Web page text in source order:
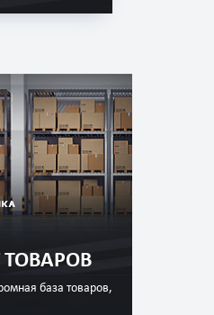
ТОВАРОВ
база товаров,